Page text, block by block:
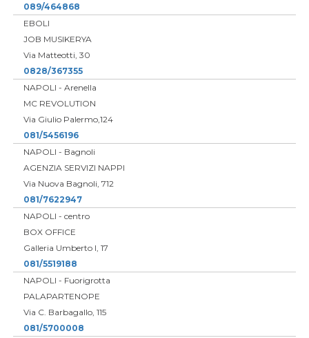
089/464868
EBOLI
JOB MUSIKERYA
Via Matteotti, 30
0828/367355
NAPOLI - Arenella
MC REVOLUTION
Via Giulio Palermo,124
081/5456196
NAPOLI - Bagnoli
AGENZIA SERVIZI NAPPI
Via Nuova Bagnoli, 712
081/7622947
NAPOLI - centro
BOX OFFICE
Galleria Umberto I, 17
081/5519188
NAPOLI - Fuorigrotta
PALAPARTENOPE
Via C. Barbagallo, 115
081/5700008